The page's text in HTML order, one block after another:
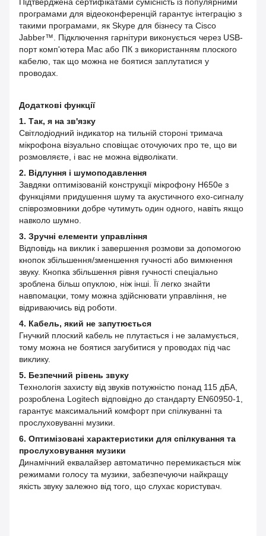
Підтверджена сертифікатами сумісність із популярними
програмами для відеоконференцій гарантує інтеграцію з
такими програмами, як Skype для бізнесу та Cisco
Jabber™. Підключення гарнітури виконується через USB-
порт комп'ютера Mac або ПК з використанням плоского
кабелю, так що можна не боятися заплутатися у
проводах.
Додаткові функції
1. Так, я на зв'язку
Світлодіодний індикатор на тильній стороні тримача
мікрофона візуально сповіщає оточуючих про те, що ви
розмовляєте, і вас не можна відволікати.
2. Відлуння і шумоподавлення
Завдяки оптимізованій конструкції мікрофону H650e з
функціями придушення шуму та акустичного ехо-сигналу
співрозмовники добре чутимуть один одного, навіть якщо
навколо шумно.
3. Зручні елементи управління
Відповідь на виклик і завершення розмови за допомогою
кнопок збільшення/зменшення гучності або вимкнення
звуку. Кнопка збільшення рівня гучності спеціально
зроблена більш опуклою, ніж інші. Її легко знайти
навпомацки, тому можна здійснювати управління, не
відриваючись від роботи.
4. Кабель, який не запутюється
Гнучкий плоский кабель не плутається і не заламується,
тому можна не боятися загубитися у проводах під час
виклику.
5. Безпечний рівень звуку
Технологія захисту від звуків потужністю понад 115 дБА,
розроблена Logitech відповідно до стандарту EN60950-1,
гарантує максимальний комфорт при спілкуванні та
прослуховуванні музики.
6. Оптимізовані характеристики для спілкування та
прослуховування музики
Динамічний еквалайзер автоматично перемикається між
режимами голосу та музики, забезпечуючи найкращу
якість звуку залежно від того, що слухає користувач.